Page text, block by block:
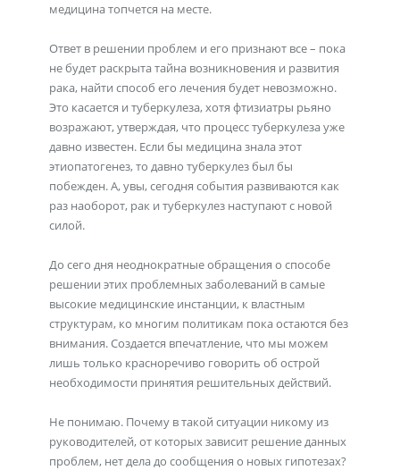
медицина топчется на месте.
Ответ в решении проблем и его признают все – пока
не будет раскрыта тайна возникновения и развития
рака, найти способ его лечения будет невозможно.
Это касается и туберкулеза, хотя фтизиатры рьяно
возражают, утверждая, что процесс туберкулеза уже
давно известен. Если бы медицина знала этот
этиопатогенез, то давно туберкулез был бы
побежден. А, увы, сегодня события развиваются как
раз наоборот, рак и туберкулез наступают с новой
силой.
До сего дня неоднократные обращения о способе
решении этих проблемных заболеваний в самые
высокие медицинские инстанции, к властным
структурам, ко многим политикам пока остаются без
внимания. Создается впечатление, что мы можем
лишь только красноречиво говорить об острой
необходимости принятия решительных действий.
Не понимаю. Почему в такой ситуации никому из
руководителей, от которых зависит решение данных
проблем, нет дела до сообщения о новых гипотезах?